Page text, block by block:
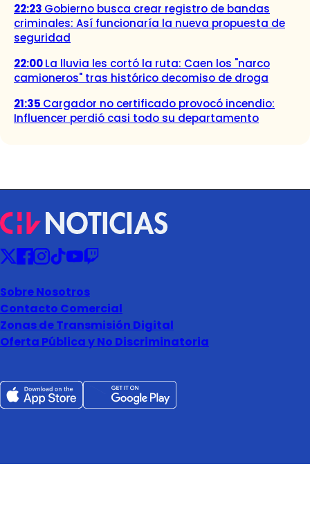
22:23 Gobierno busca crear registro de bandas
criminales: Así funcionaría la nueva propuesta de
seguridad
22:00La lluvia les cortó la ruta: Caen los "narco
camioneros" tras histórico decomiso de droga
21:35 Cargador no certificado provocó incendio:
Influencer perdió casi todo su departamento
Sobre Nosotros
Contacto Comercial
Zonas de Transmisión Digital
Oferta Pública y No Discriminatoria